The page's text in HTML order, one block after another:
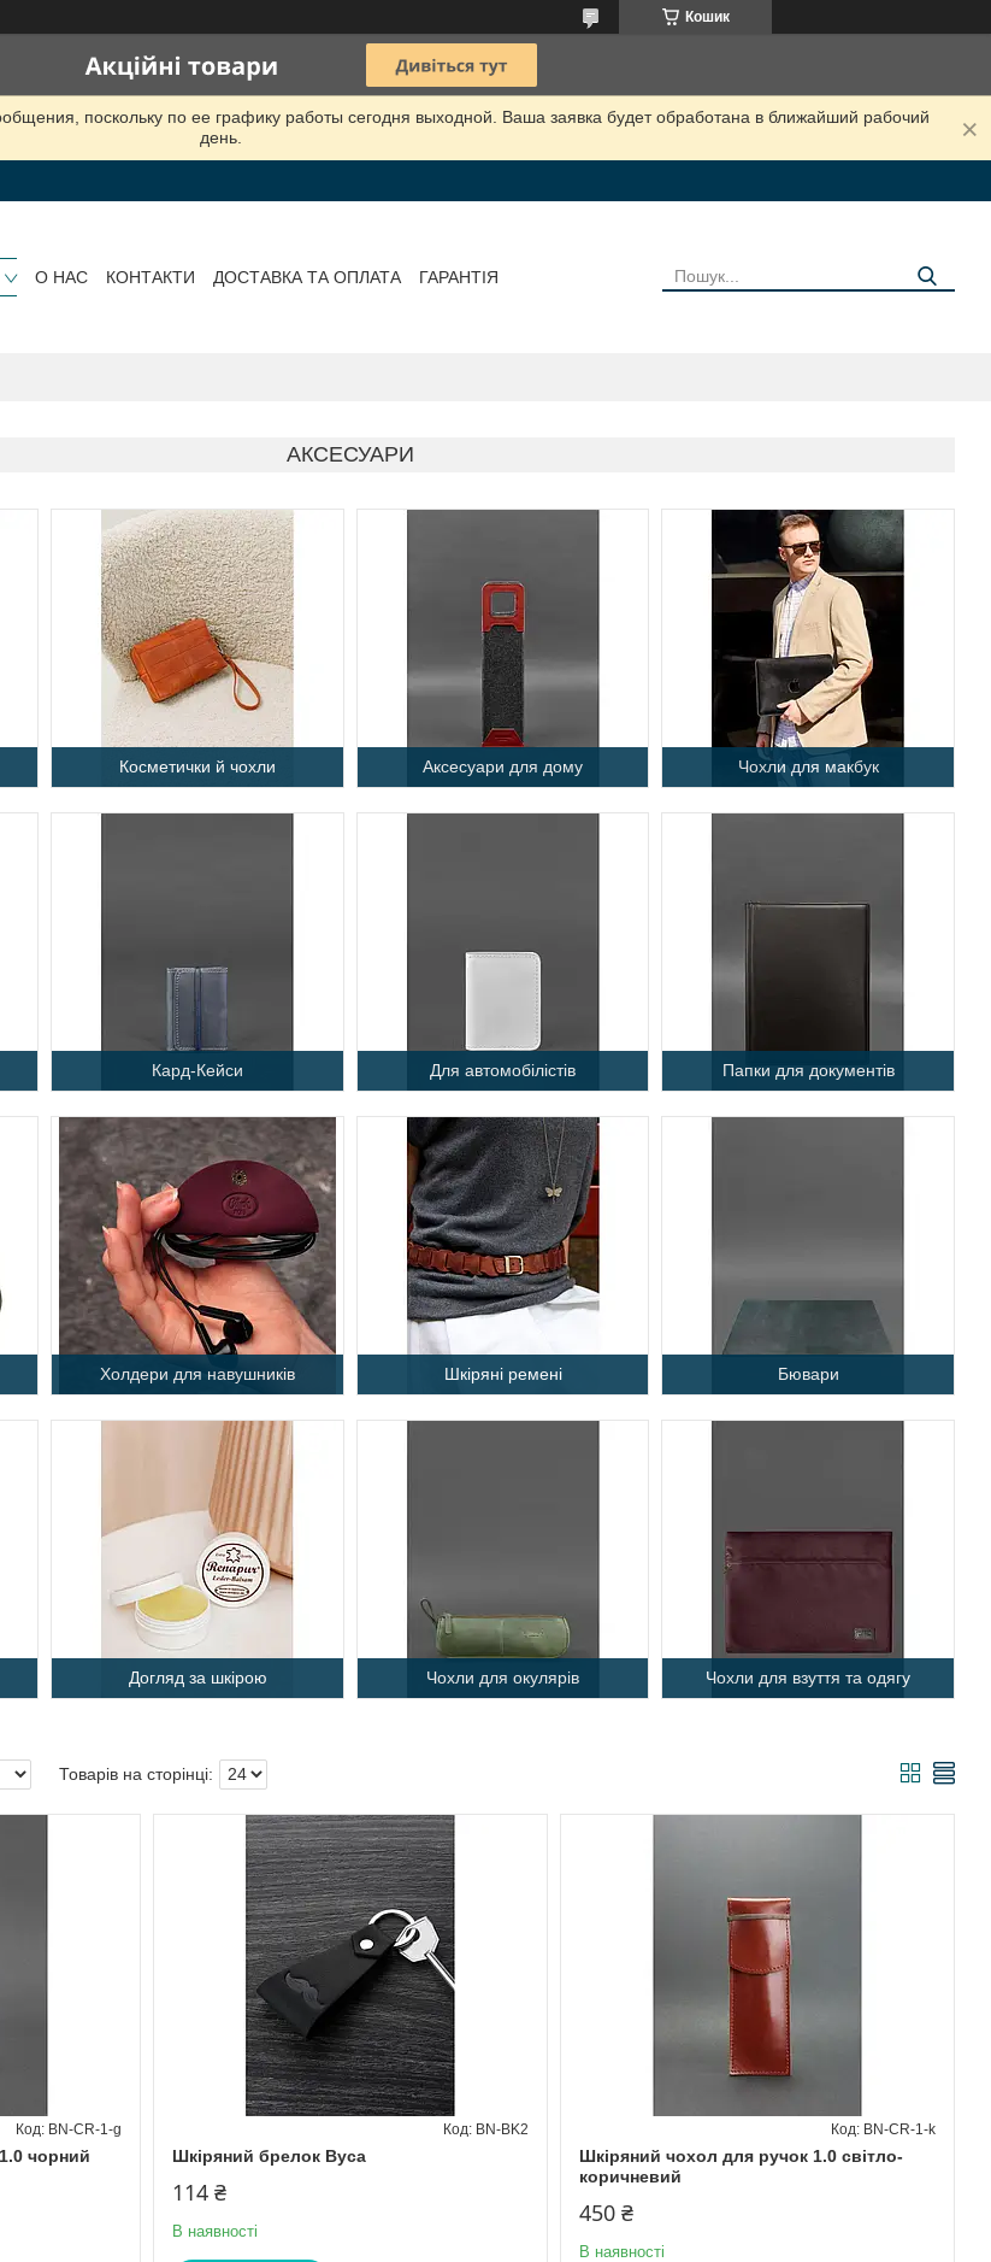
Кошик
поскольку по ее графику работы сегодня выходной. Ваша заявка будет обработана в ближайший рабочий
день.
О НАС КОНТАКТИ ДОСТАВКА ТА ОПЛАТА ГАРАНТІЯ
АКСЕСУАРИ
Косметички й чохли Аксесуари для дому Чохли для макбук
Кард-Кейси Для автомобілістів Папки для документів
Холдери для навушників Шкіряні ремені Бювари
Догляд за шкірою Чохли для окулярів Чохли для взуття та одягу
чорний
BN-CR-1-g
Шкіряний брелок Вуса
BN-BK2
114 ₴
В наявності
Шкіряний чохол для ручок 1.0 світло-
коричневий
BN-CR-1-k
450 ₴
В наявності